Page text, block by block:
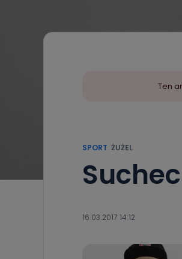
Ten
SPORT ŻUŻEL
16.03.2017 14:12